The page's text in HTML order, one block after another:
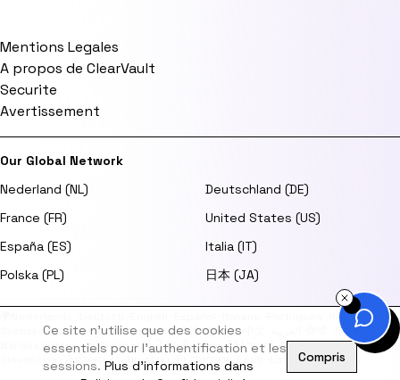
Mentions Legales
A propos de ClearVault
Securite
Avertissement
Our Global Network
Nederland (NL)
Deutschland (DE)
France (FR)
United States (US)
España (ES)
Italia (IT)
Polska (PL)
日本 (JA)
Polski
Svenska ·Dansk Norsk ·Suomi 日本語 ·한국어 Türkçe
Bahasa Indonesia ·Tiếng Việt · ไทย ·Čeština ·Ελληνικά ·Magyar ·Română ·
Українська Hrvatski Български Latviešu ·Lietuvių
Ce site n'utilise que des cookies
essentiels pour l'authentification et les
sessions. Plus d'informations dans
Compris